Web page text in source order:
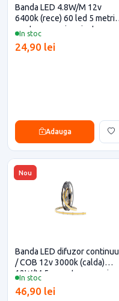
In stoc
Banda LED 4.8W/M 12v
6400k (rece) 60 led 5 metri
pentru casa si proiecte
24,90 lei
Adauga
Nou
In stoc
Banda LED difuzor continuu
/ COB 12v 3000k (calda)
12W/M 5m pentru casa si
46,90 lei